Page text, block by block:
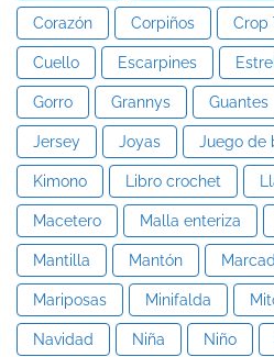
Corazón Corpiños Crop
Cuello Escarpines
Gorro Grannys Guantes
Jersey Joyas Juego de
Kimono Libro crochet
Macetero Malla enteriza
Mantilla Mantón
Mariposas Minifalda
Navidad Niña Niño